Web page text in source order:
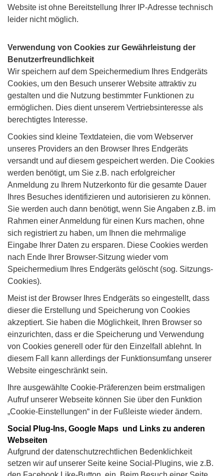
Website ist ohne Bereitstellung Ihrer IP-Adresse technisch
leider nicht möglich.
Verwendung von Cookies zur Gewährleistung der
Benutzerfreundlichkeit
Wir speichern auf dem Speichermedium Ihres Endgeräts
Cookies, um den Besuch unserer Website attraktiv zu
gestalten und die Nutzung bestimmter Funktionen zu
ermöglichen. Dies dient unserem Vertriebsinteresse als
berechtigtes Interesse.
Cookies sind kleine Textdateien, die vom Webserver
unseres Providers an den Browser Ihres Endgeräts
versandt und auf diesem gespeichert werden. Die Cookies
werden benötigt, um Sie z.B. nach erfolgreicher
Anmeldung zu Ihrem Nutzerkonto für die gesamte Dauer
Ihres Besuches identifizieren und autorisieren zu können.
Sie werden auch dann benötigt, wenn Sie Angaben z.B. im
Rahmen einer Anmeldung für einen Kurs machen, ohne
sich registriert zu haben, um Ihnen die mehrmalige
Eingabe Ihrer Daten zu ersparen. Diese Cookies werden
nach Ende Ihrer Browser-Sitzung wieder vom
Speichermedium Ihres Endgeräts gelöscht (sog. Sitzungs-
Cookies).
Meist ist der Browser Ihres Endgeräts so eingestellt, dass
dieser die Erstellung und Speicherung von Cookies
akzeptiert. Sie haben die Möglichkeit, Ihren Browser so
einzurichten, dass er die Speicherung und Verwendung
von Cookies generell oder für den Einzelfall ablehnt. In
diesem Fall kann allerdings der Funktionsumfang unserer
Website eingeschränkt sein.
Ihre ausgewählte Cookie-Präferenzen beim erstmaligen
Aufruf unserer Webseite können Sie über den Funktion
„Cookie-Einstellungen“ in der Fußleiste wieder ändern.
Social Plug-Ins, Google Maps und Links zu anderen
Webseiten
Aufgrund der datenschutzrechtlichen Bedenklichkeit
setzen wir auf unserer Seite keine Social-Plugins, wie z.B.